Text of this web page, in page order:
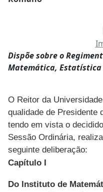
Dispõe sobre o
Matemática, Estatística
O Reitor da
qualidade de Presidente
tendo em vista o
Sessão Ordinária,
seguinte deliberação:
Capítulo I
Do Instituto de